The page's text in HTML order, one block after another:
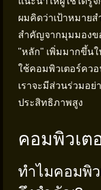
ผมคิดว่าเป้าหมาย
สำคัญจากมุมมองข
"หลัก" เพิ่มมากขึ้น
ใช้คอมพิวเตอร์คว
เราจะมีส่วนร่วมอ
ประสิทธิภาพสูง
คอมพิวเต
ทำไมคอมพิ